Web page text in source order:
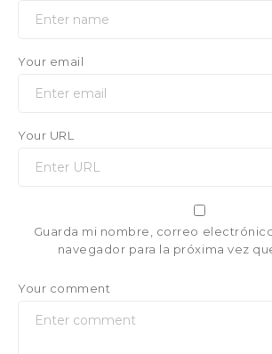
Your email
Your URL
Guarda mi nombre, correo
navegador para la próxima vez
Your comment